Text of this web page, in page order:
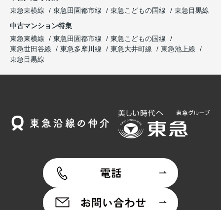
東急東横線
東急田園都市線 東急こどもの国線
東急目黒線
中古マンション特集
東急東横線
東急田園都市線
東急こどもの国線
東急世田谷線
東急多摩川線 東急大井町線
東急池上線
東急目黒線